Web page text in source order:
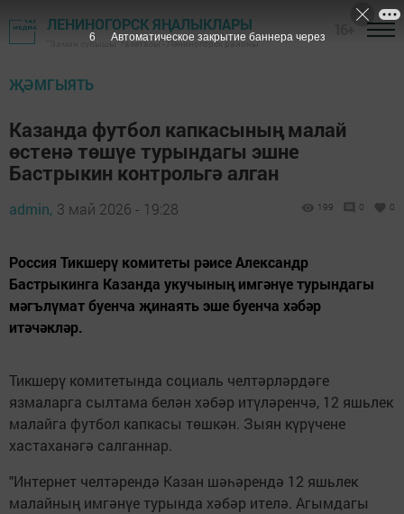
ЛЕНИНОГОРСК ЯҢАЛЫКЛАРЫ
"Заман сулышы" газетасы - Лениногорск районы
ҖӘМГЫЯТЬ
Казанда футбол капкасының малай
өстенә төшүе турындагы эшне
Бастрыкин контрольгә алган
admin, 3 май 2026 - 19:28 199 0 0
Россия Тикшерү комитеты рәисе Александр
Бастрыкинга Казанда укучының имгәнүе турындагы
мәгълүмат буенча җинаять эше буенча хәбәр
итәчәкләр.
Тикшерү комитетында социаль челтәрләрдәге
язмаларга сылтама белән хәбәр итүләренчә, 12 яшьлек
малайга футбол капкасы төшкән. Зыян күрүчене
хастаханәгә салганнар.
"Интернет челтәрендә Казан шәһәрендә 12 яшьлек
малайның имгәнүе турында хәбәр ителә. Агымдагы
5 Автоматическое закрытие баннера через